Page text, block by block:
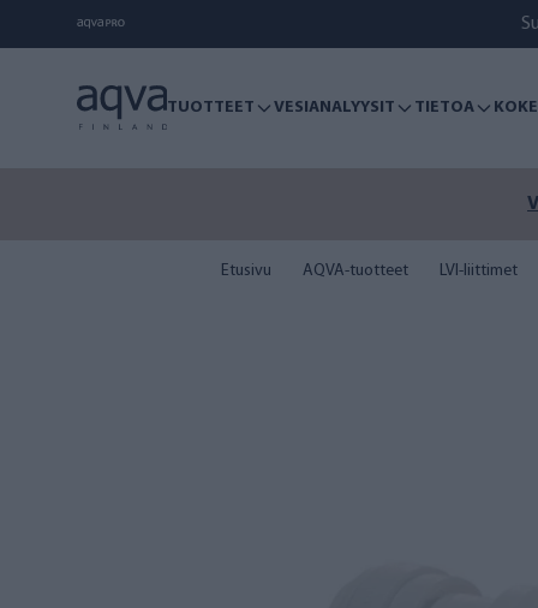
TUOTTEET VESIANALYYSIT TIETOA
Etusivu AQVA-tuotteet LVI-liittimet